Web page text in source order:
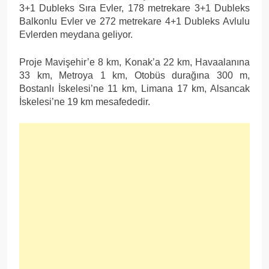
3+1 Dubleks Sıra Evler, 178 metrekare 3+1 Dubleks
Balkonlu Evler ve 272 metrekare 4+1 Dubleks Avlulu
Evlerden meydana geliyor.
Proje Mavişehir’e 8 km, Konak’a 22 km, Havaalanına
33 km, Metroya 1 km, Otobüs durağına 300 m,
Bostanlı İskelesi’ne 11 km, Limana 17 km, Alsancak
İskelesi’ne 19 km mesafededir.